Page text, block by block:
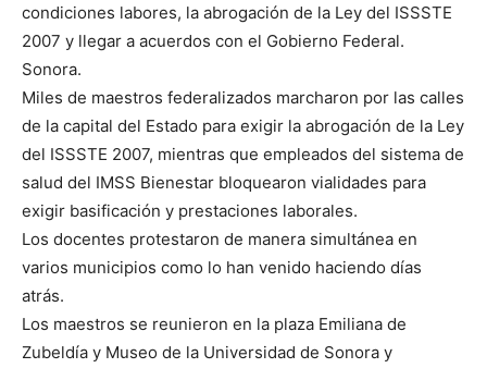
condiciones labores, la abrogación de la Ley del ISSSTE
2007 y llegar a acuerdos con el Gobierno Federal.
Sonora.
Miles de maestros federalizados marcharon por las calles
de la capital del Estado para exigir la abrogación de la Ley
del ISSSTE 2007, mientras que empleados del sistema de
salud del IMSS Bienestar bloquearon vialidades para
exigir basificación y prestaciones laborales.
Los docentes protestaron de manera simultánea en
varios municipios como lo han venido haciendo días
atrás.
Los maestros se reunieron en la plaza Emiliana de
Zubeldía y Museo de la Universidad de Sonora y